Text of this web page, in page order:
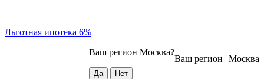
Льготная ипотека 6%
Москва
Ваш регион
Ваш регион Москва?